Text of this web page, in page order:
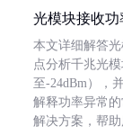
光模块接收功
本文详细解答
点分析千兆光
至-24dBm），
解释功率异常
解决方案，帮助